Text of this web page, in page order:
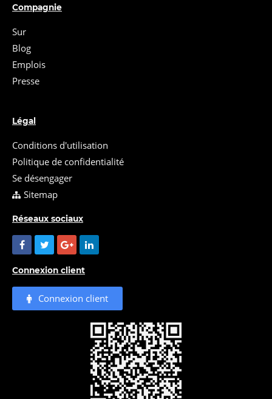
Compagnie
Sur
Blog
Emplois
Presse
Légal
Conditions d'utilisation
Politique de confidentialité
Se désengager
Sitemap
Réseaux sociaux
Connexion client
Connexion client